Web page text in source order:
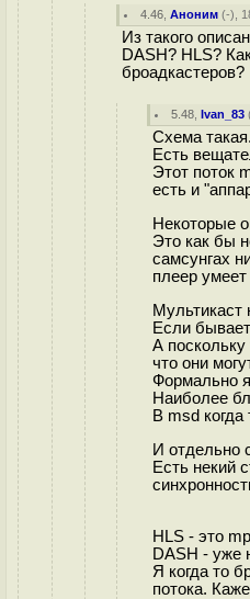
4.46 ,Аноним (-),
Из такого
DASH? HLS?
броадкастеров?
5.48 ,Ivan_83
Схема такая.
Есть
Этот поток
есть и
Некоторые
Это как бы
самсунгах
плеер умеет
Мультикаст
Если
А поскольку
что они
Формально
Наиболее
В msd
И отдельно
Есть некий
HLS - это
DASH - уже
Я когда то
потока.